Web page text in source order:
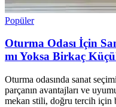
Popüler
Oturma Odası İçin
mı Yoksa Birkaç
Oturma odasında sanat
parçanın avantajları ve
mekan stili, doğru tercih için